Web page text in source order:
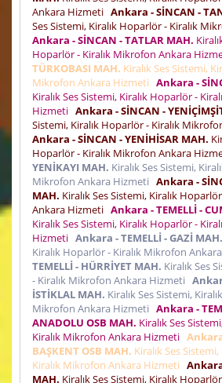
Ankara Hizmeti Ankara - SİNCAN -
Ses Sistemi, Kiralık Hoparlör - Kiralık
Ankara - SİNCAN - TATLAR MAH.
Hoparlör - Kiralık Mikrofon Ankara
TÜRKOBASI MAH. Kiralık Ses Sistemi,
Mikrofon Ankara Hizmeti Ankara -
Kiralık Ses Sistemi, Kiralık Hoparlör -
Hizmeti Ankara - SİNCAN -
Sistemi, Kiralık Hoparlör - Kiralık
Ankara - SİNCAN - YENİHİSAR MAH.
Hoparlör - Kiralık Mikrofon Ankara
YENİKAYI MAH. Kiralık Ses Sistemi,
Mikrofon Ankara Hizmeti Ankara -
MAH. Kiralık Ses Sistemi, Kiralık
Ankara Hizmeti Ankara - TEMELLİ -
Kiralık Ses Sistemi, Kiralık Hoparlör -
Hizmeti Ankara - TEMELLİ - GAZİ MAH.
Kiralık Hoparlör - Kiralık Mikrofon
TEMELLİ - HÜRRİYET MAH. Kiralık Ses
- Kiralık Mikrofon Ankara Hizmeti
İSTİKLAL MAH. Kiralık Ses Sistemi,
Mikrofon Ankara Hizmeti Ankara -
ANADOLU OSB MAH. Kiralık Ses
Kiralık Mikrofon Ankara Hizmeti
BAŞKENT OSB MAH. Kiralık Ses
Kiralık Mikrofon Ankara Hizmeti
MAH. Kiralık Ses Sistemi, Kiralık